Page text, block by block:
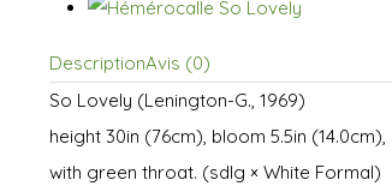
DescriptionAvis (0)
So Lovely (Lenington-G., 1969)
height 30in (76cm), bloom 5.5in
with green throat. (sdlg × White Formal)